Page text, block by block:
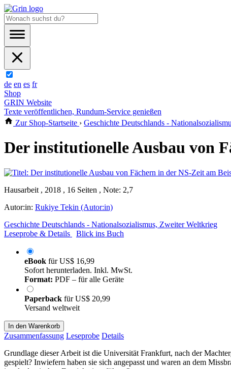
de en es fr
Shop
GRIN Website
Texte veröffentlichen, Rundum-Service genießen
Zur Shop-Startseite › Geschichte Deutschlands -
Der institutionelle Ausbau von
Hausarbeit , 2018 , 16 Seiten , Note: 2,7
Autor:in: Rukiye Tekin (Autor:in)
Geschichte Deutschlands - Nationalsozialismus, Zweiter Weltkrieg
Leseprobe & Details
Blick ins Buch
eBook fürUS$ 16,99
Sofort herunterladen. Inkl. MwSt.
Format: PDF – für alle Geräte
Paperback fürUS$ 20,99
Versand weltweit
In den Warenkorb
Zusammenfassung Leseprobe Details
Grundlage dieser Arbeit ist die Universität Frankfurt, nach der
gespielt? Inwiefern haben sie sich angepasst und waren an dem